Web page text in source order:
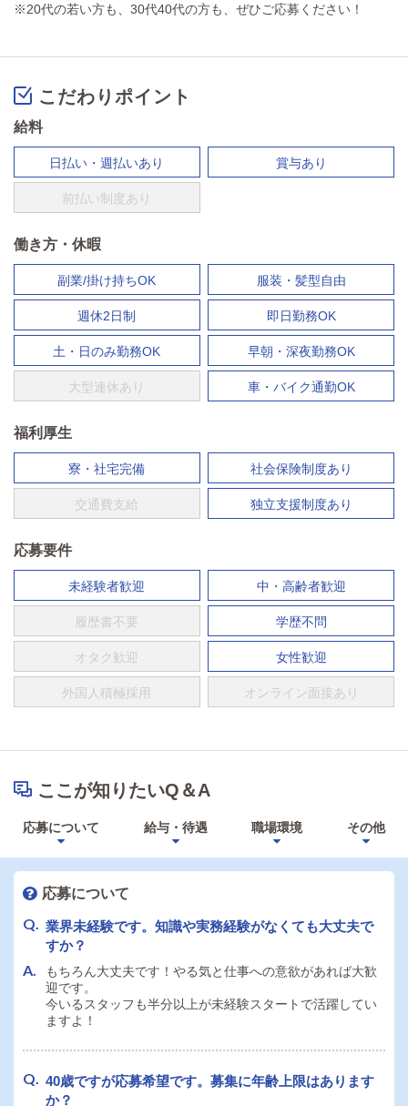
※20代の若い方も、30代40代の方も、ぜひご応募ください！
こだわりポイント
給料
日払い・週払いあり 賞与あり
前払い制度あり
働き方・休暇
副業/掛け持ちOK 服装・髪型自由
週休2日制 即日勤務OK
土・日のみ勤務OK 早朝・深夜勤務OK
大型連休あり 車・バイク通勤OK
福利厚生
寮・社宅完備 社会保険制度あり
交通費支給 独立支援制度あり
応募要件
未経験者歓迎 中・高齢者歓迎
履歴書不要 学歴不問
オタク歓迎 女性歓迎
外国人積極採用 オンライン面接あり
ここが知りたいQ＆A
応募について 給与・待遇 職場環境 その他
応募について
業界未経験です。知識や実務経験がなくても大丈夫で
すか？
もちろん大丈夫です！やる気と仕事への意欲があれば大歓
迎です。
今いるスタッフも半分以上が未経験スタートで活躍してい
ますよ！
40歳ですが応募希望です。募集に年齢上限はあります
か？